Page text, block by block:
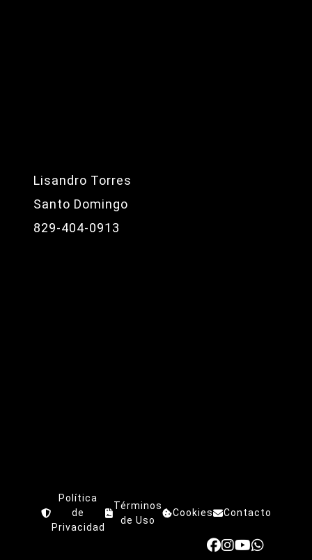
Lisandro Torres
Santo Domingo
829-404-0913
Política
de
Privacidad
Términos
de Uso
Cookies Contacto